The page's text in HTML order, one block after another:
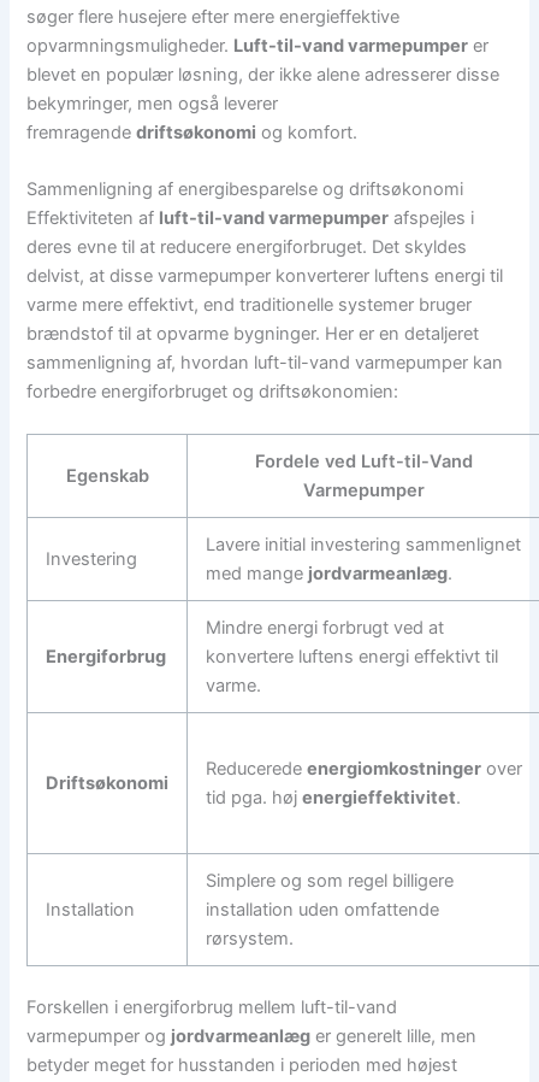
søger flere husejere efter mere energieffektive
opvarmningsmuligheder. Luft-til-vand varmepumper er
blevet en populær løsning, der ikke alene adresserer disse
bekymringer, men også leverer
fremragendedriftsøkonomi og komfort.
Sammenligning af energibesparelse og driftsøkonomi
Effektiviteten af luft-til-vand varmepumper afspejles i
deres evne til at reducere energiforbruget. Det skyldes
delvist, at disse varmepumper konverterer luftens energi til
varme mere effektivt, end traditionelle systemer bruger
brændstof til at opvarme bygninger. Her er en detaljeret
sammenligning af, hvordan luft-til-vand varmepumper kan
forbedre energiforbruget og driftsøkonomien:
Egenskab
Fordele ved Luft-til-Vand
Varmepumper
Investering
Lavere initial investering sammenlignet
med mange jordvarmeanlæg.
Energiforbrug
Mindre energi forbrugt ved at
konvertere luftens energi effektivt til
varme.
Driftsøkonomi
Reduceredeenergiomkostninger over
tid pga. højenergieffektivitet.
Installation
Simplere og som regel billigere
installation uden omfattende
rørsystem.
Forskellen i energiforbrug mellem luft-til-vand
varmepumper og jordvarmeanlæg er generelt lille, men
betyder meget for husstanden i perioden med højest